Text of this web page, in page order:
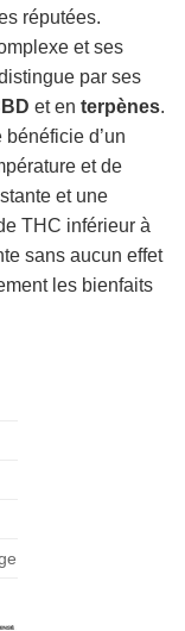
réputées.
et ses
par ses
et en terpènes.
bénéficie d’un
et de
et une
THC inférieur à
sans aucun effet
les bienfaits